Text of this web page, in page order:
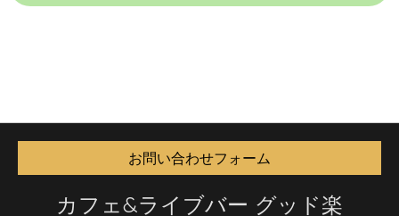
お問い合わせフォーム
カフェ&ライブバー グッド楽